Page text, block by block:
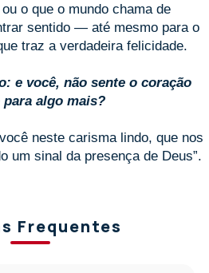
o que o mundo chama de
sentido — até mesmo para o
traz a verdadeira felicidade.
e você, não sente o coração
algo mais?
neste carisma lindo, que nos
um sinal da presença de Deus”.
Frequentes